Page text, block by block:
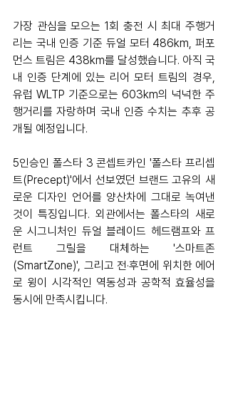
가장 관심을 모으는 1회 충전 시 최대 주행거
리는 국내 인증 기준 듀얼 모터 486km, 퍼포
먼스 트림은 438km를 달성했습니다. 아직 국
내 인증 단계에 있는 리어 모터 트림의 경우,
유럽 WLTP 기준으로는 603km의 넉넉한 주
행거리를 자랑하며 국내 인증 수치는 추후 공
개될 예정입니다.
5인승인 폴스타 3 콘셉트카인 '폴스타 프리셉
트(Precept)'에서 선보였던 브랜드 고유의 새
로운 디자인 언어를 양산차에 그대로 녹여낸
것이 특징입니다. 외관에서는 폴스타의 새로
운 시그니처인 듀얼 블레이드 헤드램프와 프
런트 그릴을 대체하는 '스마트존
(SmartZone)', 그리고 전·후면에 위치한 에어
로 윙이 시각적인 역동성과 공학적 효율성을
동시에 만족시킵니다.